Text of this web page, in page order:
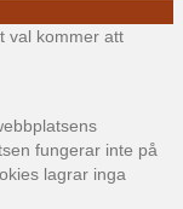
val kommer att
fungerar inte på
lagrar inga